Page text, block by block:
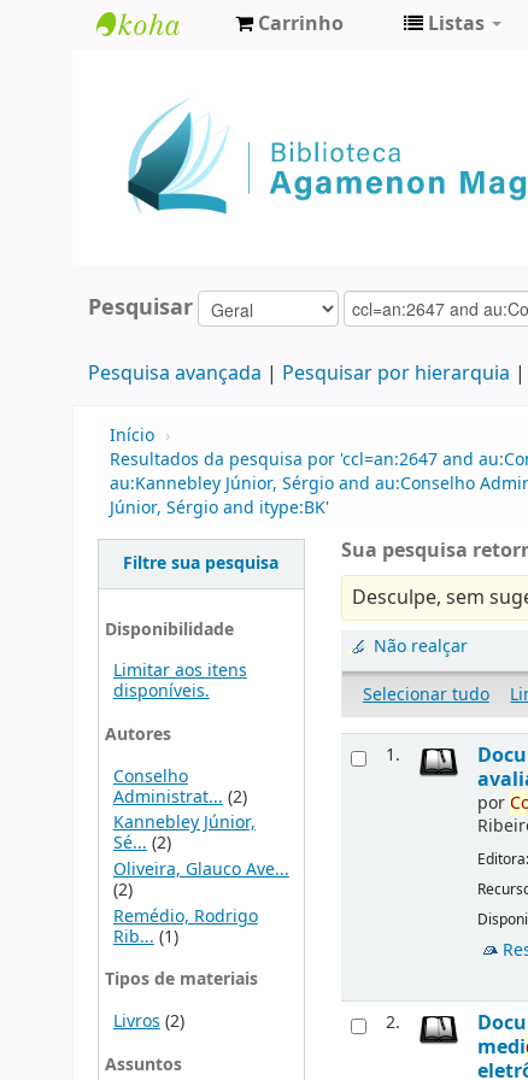
Agamenon
Magalhães
Carrinho Listas
Pesquisar
Pesquisa avançada Pesquisar por hierarquia
Início ›
Resultados da pesquisa por 'ccl=an:2647 and
au:Kannebley Júnior, Sérgio and au:Conselho
Júnior, Sérgio and itype:BK'
Filtre sua pesquisa
Disponibilidade
Limitar aos itens
disponíveis.
Autores
Conselho
Administrat... (2)
Kannebley Júnior,
Sé...(2)
Oliveira, Glauco Ave...
(2)
Remédio, Rodrigo
Rib... (1)
Tipos de materiais
Livros (2)
Assuntos
Sua pesquisa
Desculpe, sem
Não realçar
Selecionar tudo
1.
por
Editora:
2.
medi